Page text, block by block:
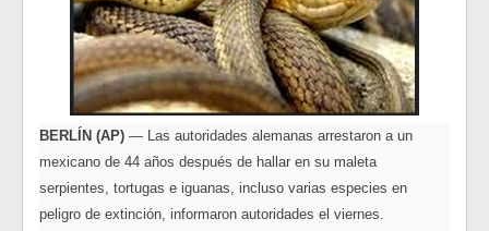
BERLÍN (AP) — Las autoridades alemanas arrestaron a un
mexicano de 44 años después de hallar en su maleta
serpientes, tortugas e iguanas, incluso varias especies en
peligro de extinción, informaron autoridades el viernes.